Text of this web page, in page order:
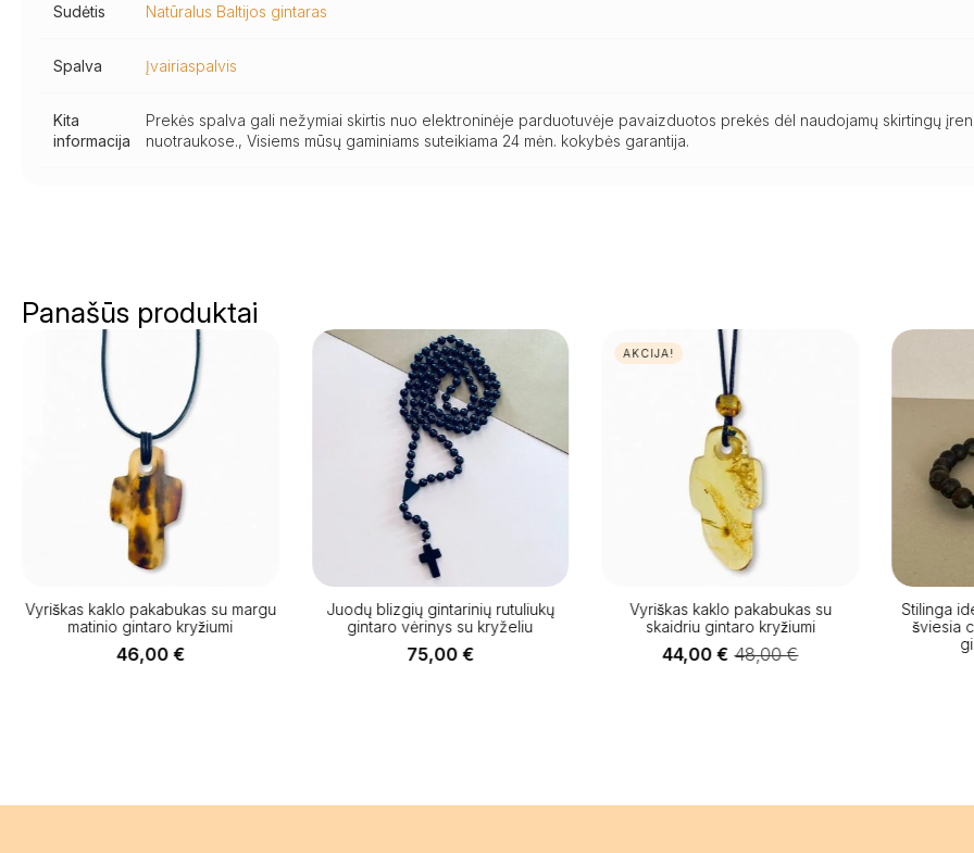
Sudėtis Natūralus Baltijos gintaras
Spalva Įvairiaspalvis
Kita
informacija
Prekės spalva gali nežymiai skirtis nuo elektroninėje parduotuvėje pavaizduotos prekės dėl naudojamų skirtingų
nuotraukose., Visiems mūsų gaminiams suteikiama 24 mėn. kokybės garantija.
Panašūs produktai
Vyriškas kaklo pakabukas su margu
matinio gintaro kryžiumi
46,00 €
Juodų blizgių gintarinių rutuliukų
gintaro vėrinys su kryželiu
75,00€
AKCIJA!
Vyriškas kaklo pakabukas su
skaidriu gintaro kryžiumi
48,00€
Original
44,00€ Current
Stilinga
šviesia